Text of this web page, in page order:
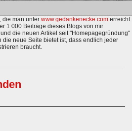
die man unter www.gedankenecke.com erreicht.
1 000 Beiträge dieses Blogs von mir
die neuen Artikel seit "Homepagegründung"
neue Seite bietet ist, dass endlich jeder
braucht.